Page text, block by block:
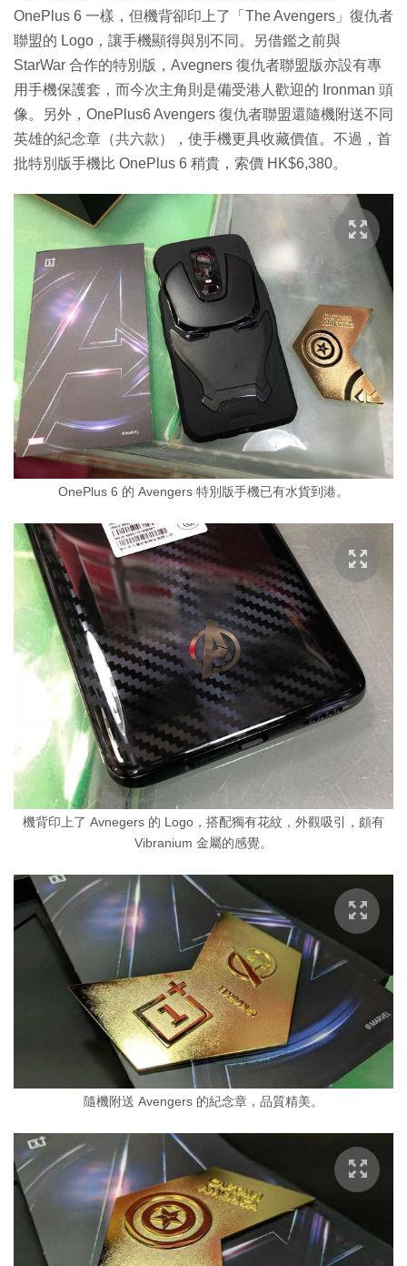
OnePlus 6 一樣，但機背卻印上了「The Avengers」復仇者
聯盟的 Logo，讓手機顯得與別不同。另借鑑之前與
StarWar 合作的特別版，Avegners 復仇者聯盟版亦設有專
用手機保護套，而今次主角則是備受港人歡迎的 Ironman 頭
像。另外，OnePlus6 Avengers 復仇者聯盟還隨機附送不同
英雄的紀念章（共六款），使手機更具收藏價值。不過，首
批特別版手機比 OnePlus 6 稍貴，索價 HK$6,380。
OnePlus 6 的 Avengers 特別版手機已有水貨到港。
機背印上了 Avnegers 的 Logo，搭配獨有花紋，外觀吸引，頗有
Vibranium 金屬的感覺。
隨機附送 Avengers 的紀念章，品質精美。